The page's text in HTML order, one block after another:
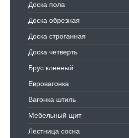
Доска пола
Доска обрезная
Доска строганная
Доска четверть
Брус клееный
Евровагонка
Вагонка штиль
Мебельный щит
Лестница сосна